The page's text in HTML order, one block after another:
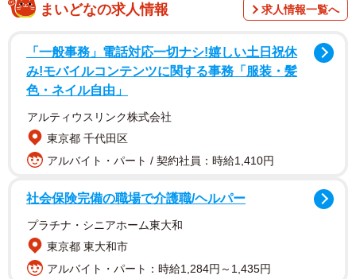
すると、個室のカーテンを開ける音が。これまでも何度か
使用中に誤って開けられることがあったうめ湯さんは、す
ぐ閉めて立ち去るだろうと授乳を継続。しかし、数秒経っ
不思議に思ってカーテンの方に目をやると、先ほど見かけ
た男性が無言でうめ湯さんの方を凝視しています。危険を
察知したうめ湯さんは、咄嗟にスマホでほかのフロアにい
まいどなの求人情報 求人情報一覧へ
「一般事務」電話対応一切ナシ!嬉しい土日祝休
み!モバイルコンテンツに関する事務「服装・髪
色・ネイル自由」
アルティウスリンク株式会社
東京都 千代田区
アルバイト・パート / 契約社員：時給1,410円
社会保険完備の職場で介護職/ヘルパー
プラチナ・シニアホーム東大和
東京都 東大和市
アルバイト・パート：時給1,284円～1,435円